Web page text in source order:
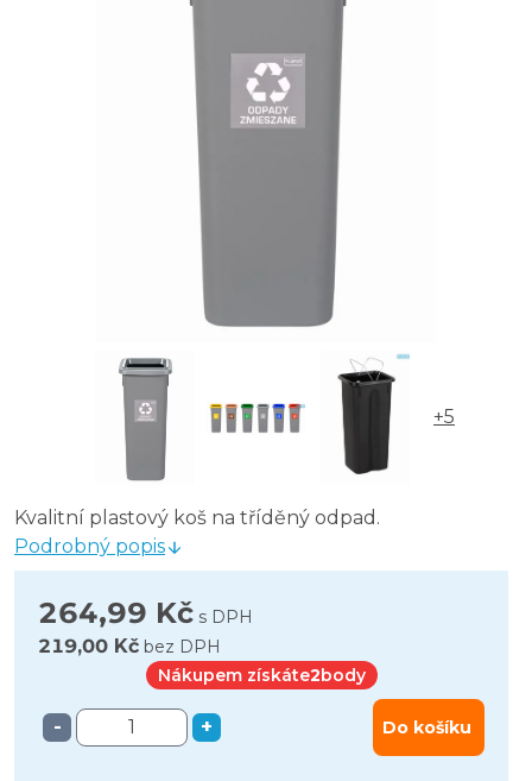
+5
Kvalitní plastový koš na tříděný odpad.
Podrobný popis
264,99 Kč s DPH
219,00 Kč bez DPH
Nákupem získáte2body
- + Do košíku